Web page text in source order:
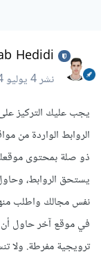
Hedidi
نشر4 يوليو 2024
يجب عليك التركيز
الروابط الواردة من
ذو صلة بمحتوى
يستحق الروابط،
نفس مجالك واطلب
في موقع آخر حاول أن